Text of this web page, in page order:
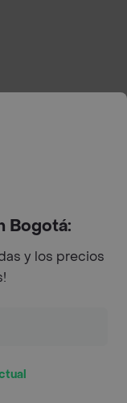
a Domicilio -
Bogotá:
y los precios